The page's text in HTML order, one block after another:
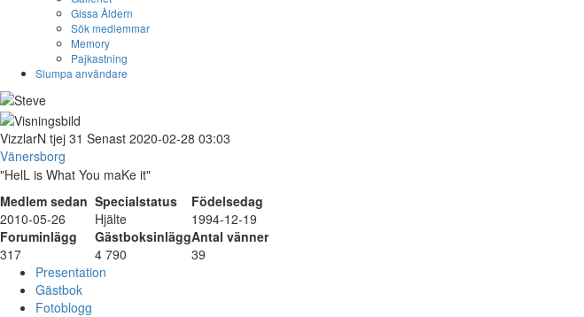
Gissa Åldern
Sök medlemmar
Memory
Pajkastning
Slumpa användare
VizzlarN tjej 31 Senast 2020-02-28 03:03
Vänersborg
"HelL is What You maKe it"
Medlem sedan Specialstatus
Födelsedag
2010-05-26
Hjälte
1994-12-19
Foruminlägg
GästboksinläggAntal vänner
317
4 790
39
Presentation
Gästbok
Fotoblogg